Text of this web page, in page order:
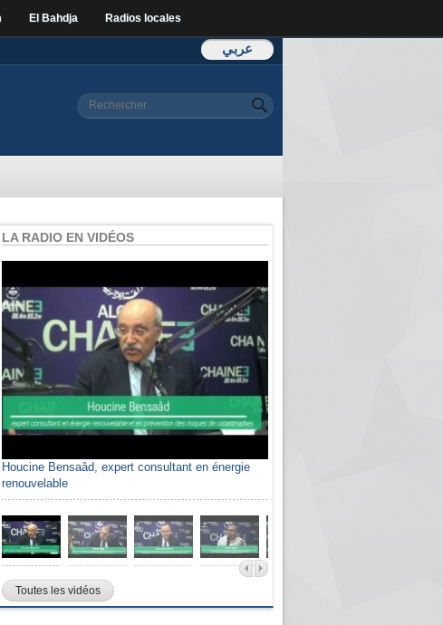
El Bahdja Radios locales
عربي
Formulaire de
Rechercher
LA RADIO EN VIDÉOS
Houcine Bensaâd, expert consultant en énergie
renouvelable
Toutes les vidéos